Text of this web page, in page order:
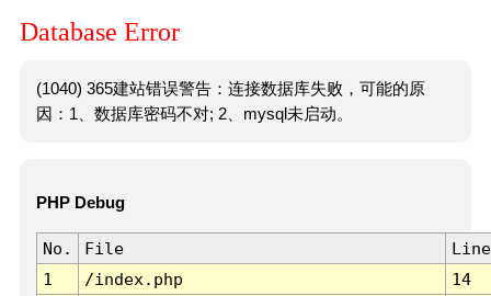
Database Error
(1040) 365建站错误警告：连接数据库失败，可能的原
因：1、数据库密码不对; 2、mysql未启动。
PHP Debug
No. File
Line
1
/index.php 14